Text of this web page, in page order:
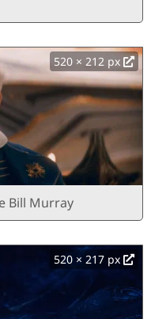
520 × 212 px
Bill Murray
520 × 217 px